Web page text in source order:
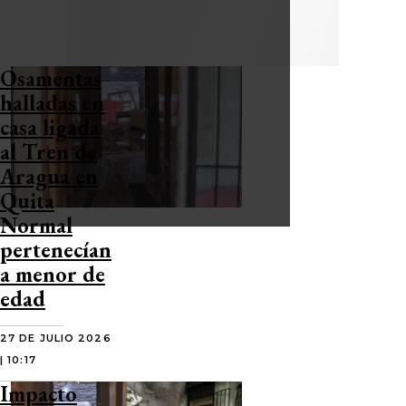
Osamentas
halladas en
casa ligada
al Tren de
Aragua en
Quita
Normal
pertenecían
a menor de
edad
27 DE JULIO 2026
| 10:17
Impacto